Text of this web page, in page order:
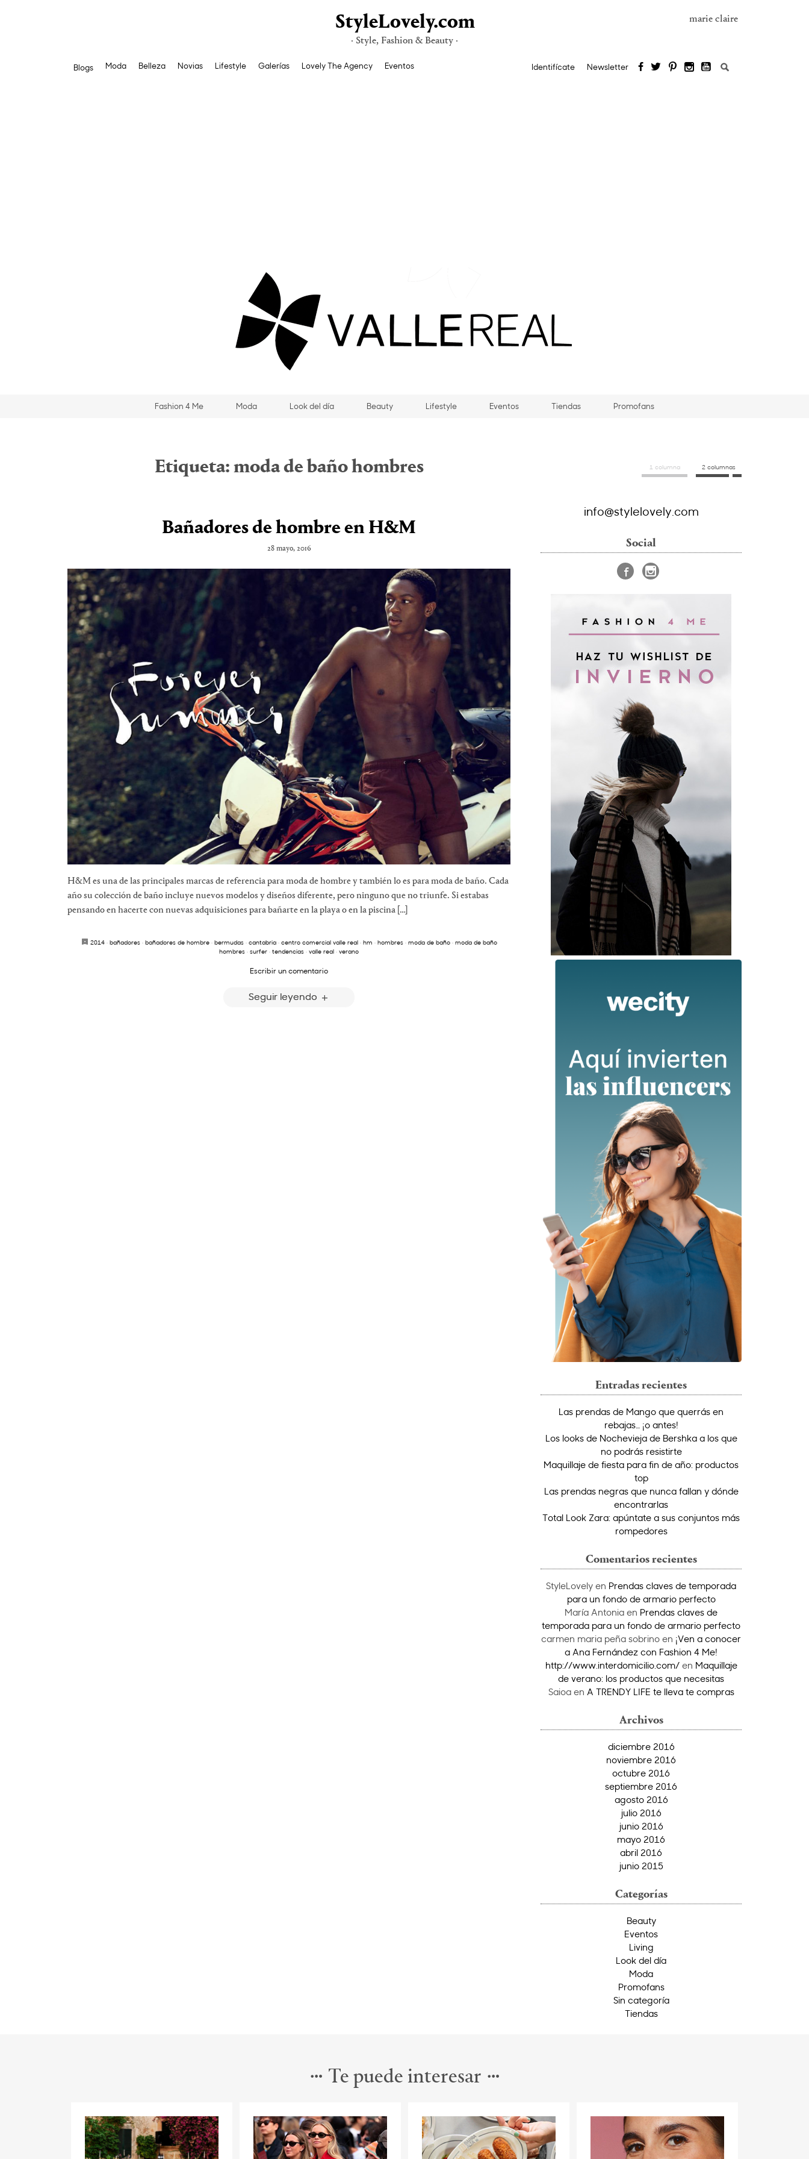
StyleLovely.com
· Style, Fashion & Beauty ·
marie claire
Blogs Moda Belleza Novias Lifestyle Galerías Lovely The Agency Eventos Identifícate Newsletter Buscar:
Fashion 4 Me Moda Look del día Beauty Lifestyle Eventos Tiendas Promofans
Etiqueta: moda de baño hombres
Bañadores de hombre en H&M
28 mayo, 2016
H&M es una de las principales marcas de referencia para moda de hombre y también lo es para moda de baño. Cada
año su colección de baño incluye nuevos modelos y diseños diferente, pero ninguno que no triunfe. Si estabas
pensando en hacerte con nuevas adquisiciones para bañarte en la playa o en la piscina […]
2014· bañadores· bañadores de hombre· bermudas· cantabria· centro comercial valle real· hm · hombres· moda de baño· moda de baño
hombres · surfer · tendencias · valle real · verano
Escribir un comentario
Seguir leyendo
1 columna 2 columnas
info@stylelovely.com
Social
Entradas recientes
Las prendas de Mango que querrás en
rebajas… ¡o antes!
Los looks de Nochevieja de Bershka a los que
no podrás resistirte
Maquillaje de fiesta para fin de año: productos
top
Las prendas negras que nunca fallan y dónde
encontrarlas
Total Look Zara: apúntate a sus conjuntos más
rompedores
Comentarios recientes
StyleLovely en Prendas claves de temporada
para un fondo de armario perfecto
María Antonia en Prendas claves de
temporada para un fondo de armario perfecto
carmen maria peña sobrino en ¡Ven a conocer
a Ana Fernández con Fashion 4 Me!
http://www.interdomicilio.com/en Maquillaje
de verano: los productos que necesitas
Saioaen A TRENDY LIFE te lleva te compras
Archivos
diciembre 2016
noviembre 2016
octubre 2016
septiembre 2016
agosto 2016
julio 2016
junio 2016
mayo 2016
abril 2016
junio 2015
Categorías
Beauty
Eventos
Living
Look del día
Moda
Promofans
Sin categoría
Tiendas
Te puede interesar